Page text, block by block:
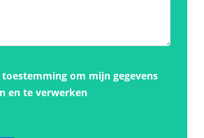
toestemming om mijn gegevens
en te verwerken